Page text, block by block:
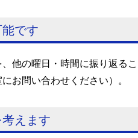
です
他の曜日・時間に振り返る
お問い合わせください）。
えます